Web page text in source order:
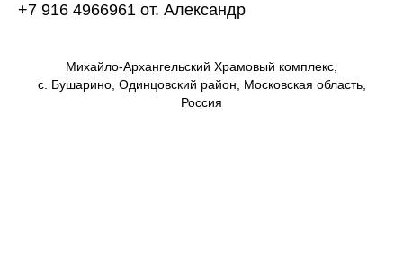
+7 916 4966961 от. Александр
Михайло-Архангельский Храмовый комплекс,
с. Бушарино, Одинцовский район, Московская область,
Россия